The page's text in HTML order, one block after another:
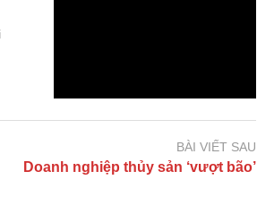
BÀI VIẾT SAU
Doanh nghiệp thủy sản ‘vượt bão’